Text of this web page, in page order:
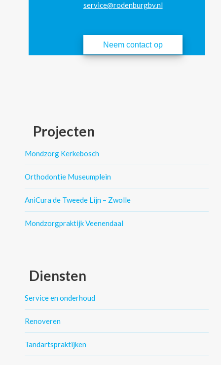
service@rodenburgbv.nl
Neem contact op
Projecten
Mondzorg Kerkebosch
Orthodontie Museumplein
AniCura de Tweede Lijn – Zwolle
Mondzorgpraktijk Veenendaal
Diensten
Service en onderhoud
Renoveren
Tandartspraktijken